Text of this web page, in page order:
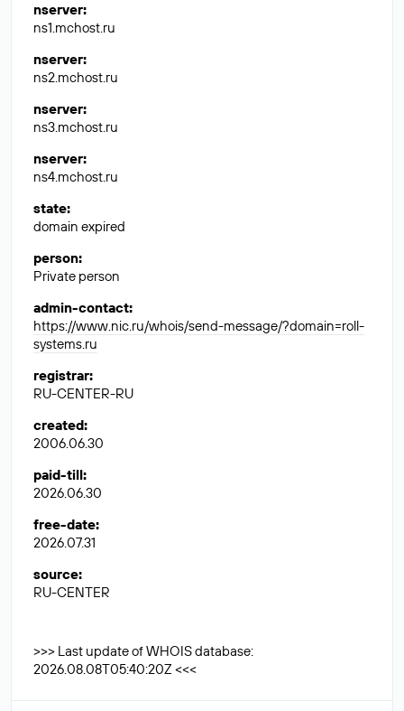
nserver:
ns1.mchost.ru
nserver:
ns2.mchost.ru
nserver:
ns3.mchost.ru
nserver:
ns4.mchost.ru
state:
domain expired
person:
Private person
admin-contact:
https://www.nic.ru/whois/send-message/?domain=roll-
systems.ru
registrar:
RU-CENTER-RU
created:
2006.06.30
paid-till:
2026.06.30
free-date:
2026.07.31
source:
RU-CENTER
>>> Last update of WHOIS database:
2026.08.08T05:40:20Z <<<